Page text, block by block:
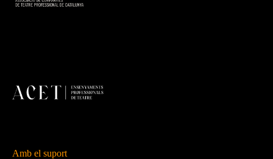
Amb el suport